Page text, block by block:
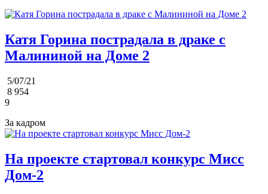
Катя Горина пострадала в драке с
Малининой на Доме 2
5/07/21
8 954
9
За кадром
На проекте стартовал конкурс Мисс
Дом-2